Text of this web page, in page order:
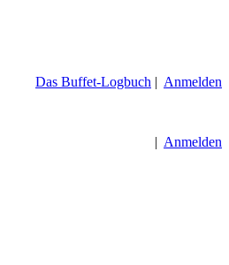
Das Buffet-Logbuch | Anmelden
| Anmelden